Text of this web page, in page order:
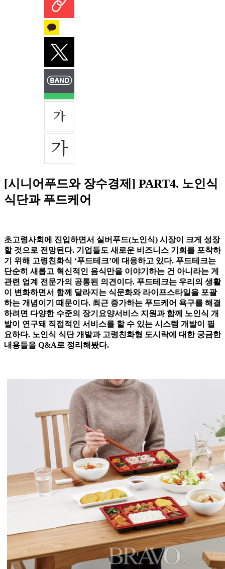
[시니어푸드와 장수경제] PART4. 노인식
식단과 푸드케어
초고령사회에 진입하면서 실버푸드(노인식) 시장이 크게 성장
할 것으로 전망된다. 기업들도 새로운 비즈니스 기회를 포착하
기 위해 고령친화식 ‘푸드테크’에 대응하고 있다. 푸드테크는
단순히 새롭고 혁신적인 음식만을 이야기하는 건 아니라는 게
관련 업계 전문가의 공통된 의견이다. 푸드테크는 우리의 생활
이 변화하면서 함께 달라지는 식문화와 라이프스타일을 포괄
하는 개념이기 때문이다. 최근 증가하는 푸드케어 욕구를 해결
하려면 다양한 수준의 장기요양서비스 지원과 함께 노인식 개
발이 연구돼 직접적인 서비스를 할 수 있는 시스템 개발이 필
요하다. 노인식 식단 개발과 고령친화형 도시락에 대한 궁금한
내용들을 Q&A로 정리해봤다.